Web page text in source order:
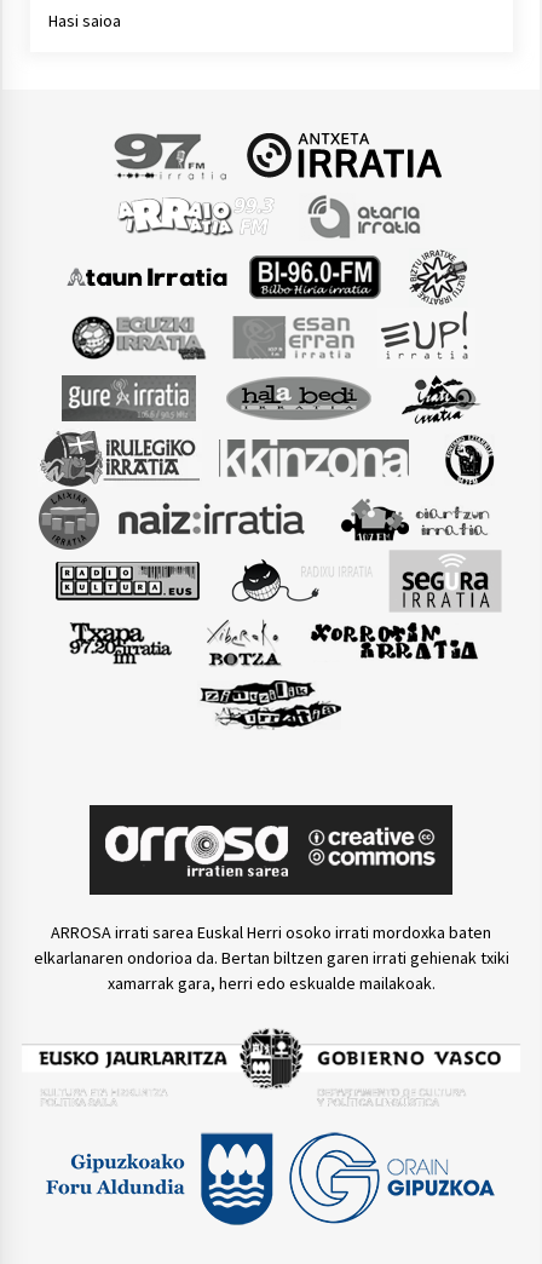
Hasi saioa
ARROSA irrati sarea Euskal Herri osoko irrati mordoxka baten
elkarlanaren ondorioa da. Bertan biltzen garen irrati gehienak txiki
xamarrak gara, herri edo eskualde mailakoak.